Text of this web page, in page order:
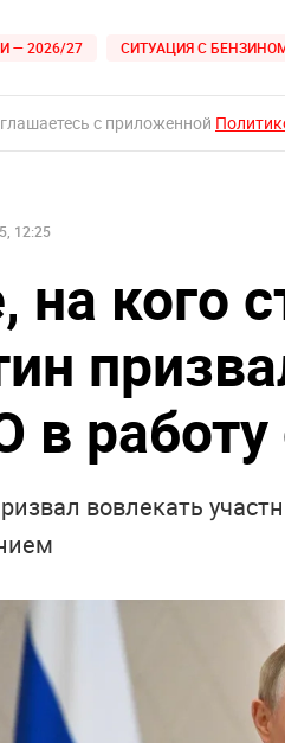
— 2026/27 СИТУАЦИЯ С
с приложенной
12:25
на кого
в
вовлекать